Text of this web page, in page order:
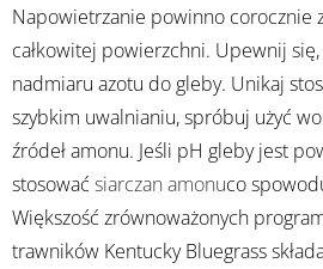
Napowietrzanie powinno corocznie
całkowitej powierzchni. Upewnij
nadmiaru azotu do gleby. Unikaj
szybkim uwalnianiu, spróbuj użyć
źródeł amonu. Jeśli pH gleby jest
stosować siarczan amonuco
Większość zrównoważonych
trawników Kentucky Bluegrass